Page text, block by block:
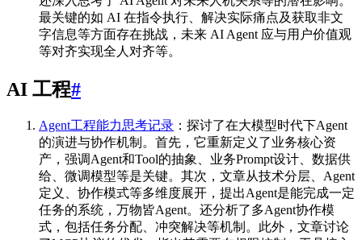
最关键的如 AI 在指令执行、解决实际痛点及获取非文
字信息等方面存在挑战，未来 AI Agent 应与用户价值观
等对齐实现全人对齐等。
AI 工程#
Agent工程能力思考记录 ：探讨了在大模型时代下Agent
的演进与协作机制。首先，它重新定义了业务核心资
产，强调Agent和Tool的抽象、业务Prompt设计、数据供
给、微调模型等是关键。其次，文章从技术分层、Agent
定义、协作模式等多维度展开，提出Agent是能完成一定
任务的系统，万物皆Agent。还分析了多Agent协作模
式，包括任务分配、冲突解决等机制。此外，文章讨论